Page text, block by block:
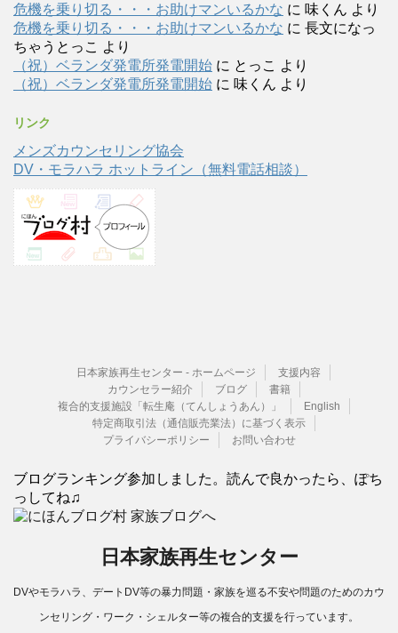
危機を乗り切る・・・お助けマンいるかな に 味くん より
危機を乗り切る・・・お助けマンいるかな に 長文になっ
ちゃうとっこ より
（祝）ベランダ発電所発電開始 に とっこ より
（祝）ベランダ発電所発電開始 に 味くん より
リンク
メンズカウンセリング協会
DV・モラハラ ホットライン（無料電話相談）
日本家族再生センター - ホームページ
支援内容
カウンセラー紹介
ブログ
書籍
複合的支援施設「転生庵（てんしょうあん）」
English
特定商取引法（通信販売業法）に基づく表示
プライバシーポリシー
お問い合わせ
ブログランキング参加しました。読んで良かったら、ぽち
っしてね♫
日本家族再生センター
DVやモラハラ、デートDV等の暴力問題・家族を巡る不安や問題のためのカウ
ンセリング・ワーク・シェルター等の複合的支援を行っています。